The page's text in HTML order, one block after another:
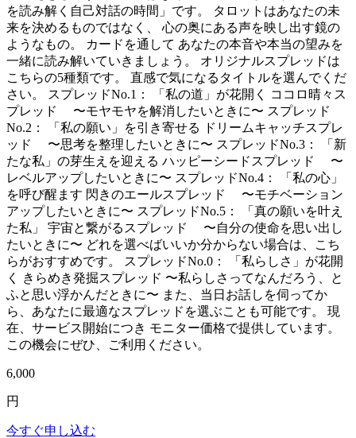
を読み解く自己対話の時間」です。 タロットはあなたの未
来を決めるものではなく、 心の奥にある声を映し出す鏡の
ようなもの。 カードを通して あなたの本音や本当の望みを
一緒に読み解いていきましょう。 オリジナルスプレッドは
こちらの5種類です。 直感で気になるタイトルを選んでくだ
さい。 スプレッドNo.1： 「私の道」が花開く ココロ晴々ス
プレッド 〜モヤモヤを解消したいときに〜 スプレッド
No.2： 「私の願い」を引き寄せる ドリームキャッチスプレ
ッド 〜思考を整理したいときに〜 スプレッドNo.3： 「新
たな私」の芽生えを迎える ハッピーシードスプレッド 〜
レベルアップしたいときに〜 スプレッドNo.4： 「私の心」
を呼び醒ます 閃きのエールスプレッド 〜モチベーション
アップしたいときに〜 スプレッドNo.5： 「真の願いを叶え
た私」 宇宙と繋がるスプレッド 〜自分の使命を思い出し
たいときに〜 どれを選べばいいか分からない場合は、こち
らがおすすめです。 スプレッドNo.0： 「私らしさ」が花開
く きらめき発掘スプレッド 〜私らしさってなんだろう、と
ふと思い浮かんだときに〜 また、当日お話しを伺ってか
ら、あなたに最適なスプレッドを選ぶことも可能です。 現
在、サービス開始につき モニター価格で提供しています。
この機会にぜひ、ご利用ください。
6,000
円
今すぐ申し込む